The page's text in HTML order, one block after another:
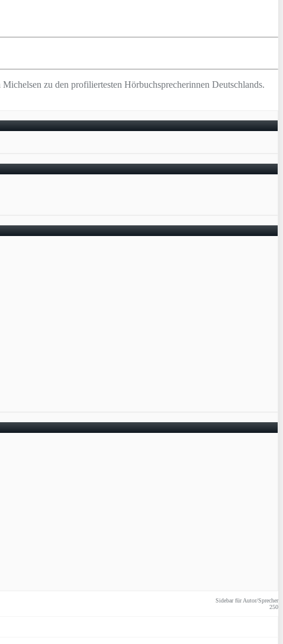
zu den profiliertesten Hörbuchsprecherinnen Deutschlands.
Sidebar für Autor/Sprecher
250